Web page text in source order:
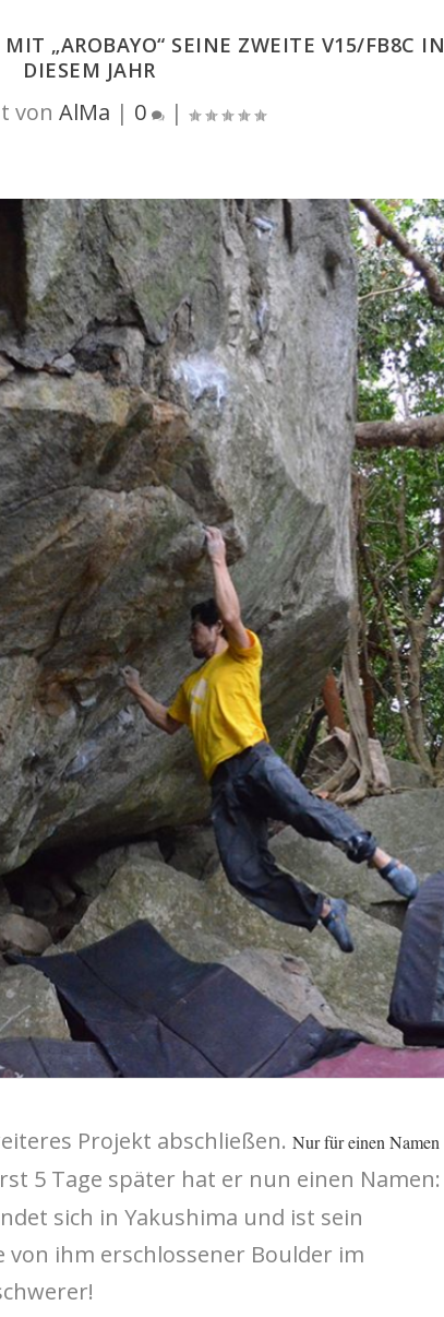
„AROBAYO“ SEINE ZWEITE V15/FB8C IN
DIESEM JAHR
von AlMa | 0 |
Projekt abschließen. Nur für einen Namen
5 Tage später hat er nun einen Namen:
sich in Yakushima und ist sein
ihm erschlossener Boulder im